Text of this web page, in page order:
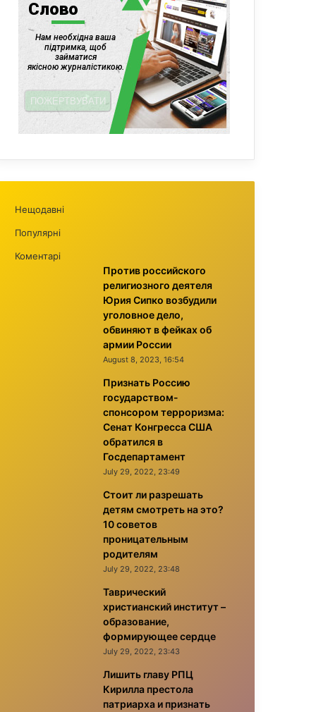
Нещодавні
Популярні
Коментарі
Против российского
религиозного деятеля
Юрия Сипко возбудили
уголовное дело,
обвиняют в фейках об
армии России
August 8, 2023, 16:54
Признать Россию
государством-
спонсором терроризма:
Сенат Конгресса США
обратился в
Госдепартамент
July 29, 2022, 23:49
Стоит ли разрешать
детям смотреть на это?
10 советов
проницательным
родителям
July 29, 2022, 23:48
Таврический
христианский институт –
образование,
формирующее сердце
July 29, 2022, 23:43
Лишить главу РПЦ
Кирилла престола
патриарха и признать